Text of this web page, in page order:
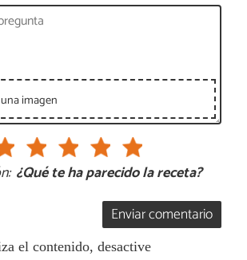
imagen
¿Qué te ha parecido la receta?
Enviar comentario
el contenido, desactive